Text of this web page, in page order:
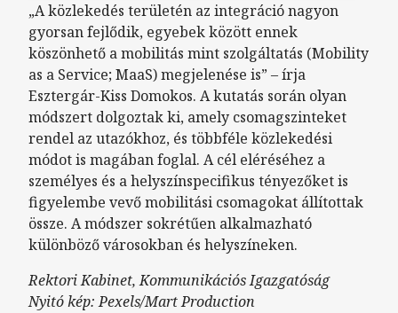
„A közlekedés területén az integráció nagyon
gyorsan fejlődik, egyebek között ennek
köszönhető a mobilitás mint szolgáltatás (Mobility
as a Service; MaaS) megjelenése is” – írja
Esztergár-Kiss Domokos. A kutatás során olyan
módszert dolgoztak ki, amely csomagszinteket
rendel az utazókhoz, és többféle közlekedési
módot is magában foglal. A cél eléréséhez a
személyes és a helyszínspecifikus tényezőket is
figyelembe vevő mobilitási csomagokat állítottak
össze. A módszer sokrétűen alkalmazható
különböző városokban és helyszíneken.
Rektori Kabinet, Kommunikációs Igazgatóság
Nyitó kép: Pexels/Mart Production